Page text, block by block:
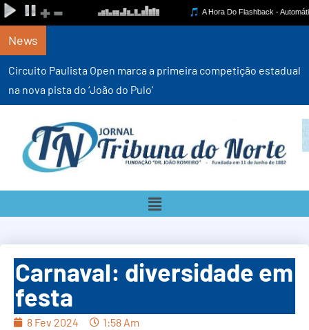
News
Circuito Paulista Open marca a primeira competição estadual
na nova pista do ‘João do Pulo’
Carnaval: diversidade em
festa
8 Fev 2024
1:58 Am